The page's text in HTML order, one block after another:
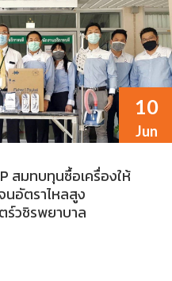
10
Jun
สมทบทุนซื้อเครื่องให้
นอัตราไหลสูง
วชิรพยาบาล